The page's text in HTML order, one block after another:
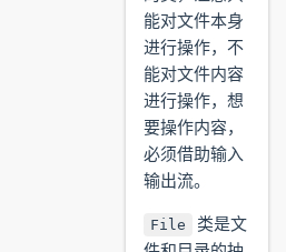
能对文件本身
进行操作，不
能对文件内容
进行操作，想
要操作内容，
必须借助输入
输出流。
File
类是文